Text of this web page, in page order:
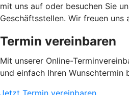
mit uns auf oder besuchen Sie
Geschäftsstellen. Wir freuen uns
Termin vereinbaren
Mit unserer Online-
und einfach Ihren Wunschtermin
Jetzt Termin vereinbaren